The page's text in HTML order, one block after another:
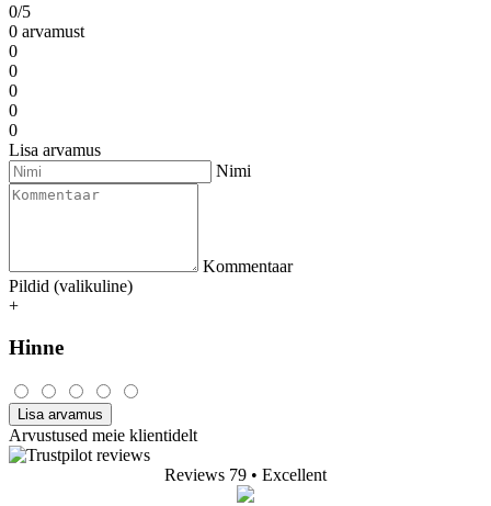
0/5
0 arvamust
0
0
0
0
0
Lisa arvamus
Nimi
Kommentaar
Pildid (valikuline)
+
Hinne
Lisa arvamus
Arvustused meie klientidelt
Reviews 79 • Excellent